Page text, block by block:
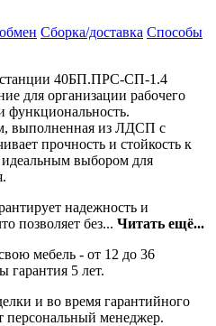
Сборка/доставка Способы
станции 40БП.ПРС-СП-1.4
для организации рабочего
функциональность.
выполненная из ЛДСП с
прочность и стойкость к
идеальным выбором для
надежность и
позволяет без... Читать ещё...
мебель - от 12 до 36
гарантия 5 лет.
и во время гарантийного
персональный менеджер.